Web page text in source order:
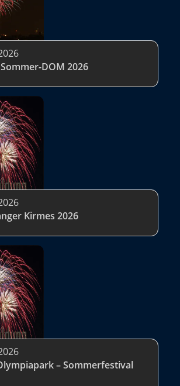
DOM 2026
Kirmes 2026
– Sommerfestival